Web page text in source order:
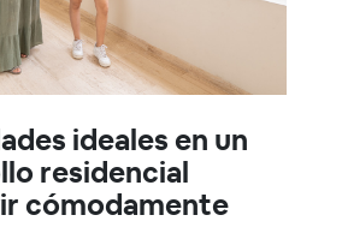
ideales en un
residencial
cómodamente